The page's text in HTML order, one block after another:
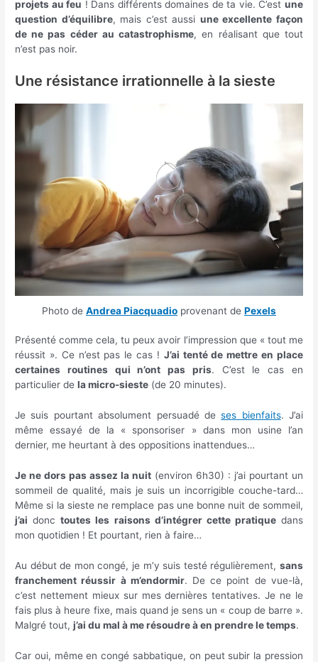
projets au feu ! Dans différents domaines de ta vie. C’est une
question d’équilibre, mais c’est aussi une excellente façon
de ne pas céder au catastrophisme, en réalisant que tout
n’est pas noir.
Une résistance irrationnelle à la sieste
Photo de Andrea Piacquadio provenant de Pexels
Présenté comme cela, tu peux avoir l’impression que « tout me
réussit ». Ce n’est pas le cas ! J’ai tenté de mettre en place
certaines routines qui n’ont pas pris. C’est le cas en
particulier dela micro-sieste (de 20 minutes).
Je suis pourtant absolument persuadé deses bienfaits. J’ai
même essayé de la « sponsoriser » dans mon usine l’an
dernier, me heurtant à des oppositions inattendues…
Je ne dors pas assez la nuit (environ 6h30) : j’ai pourtant un
sommeil de qualité, mais je suis un incorrigible couche-tard…
Même si la sieste ne remplace pas une bonne nuit de sommeil,
j’ai donctoutes les raisons d’intégrer cette pratiquedans
mon quotidien ! Et pourtant, rien à faire…
Au début de mon congé, je m’y suis testé régulièrement, sans
franchement réussir à m’endormir. De ce point de vue-là,
c’est nettement mieux sur mes dernières tentatives. Je ne le
fais plus à heure fixe, mais quand je sens un « coup de barre ».
Malgré tout,j’ai du mal à me résoudre à en prendre le temps.
Car oui, même en congé sabbatique, on peut subir la pression